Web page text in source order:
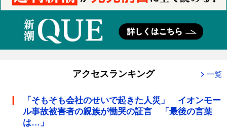
アクセスランキング 一覧
「そもそも会社のせいで起きた人災」 イオンモー
ル事故被害者の親族が慟哭の証言 「最後の言葉
は…」